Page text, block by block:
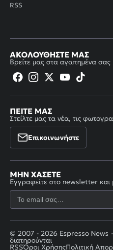
RSS
ΑΚΟΛΟΥΘΉΣΤΕ ΜΑΣ
Βρείτε μας στα αγαπημένα σας
ΠΕΊΤΕ ΜΑΣ
Στείλτε μας τα νέα, τις
Επικοινωνήστε
ΜΗΝ ΧΆΣΕΤΕ
Εγγραφείτε στο newsletter και
© 2007 - 2026 Espresso News
διατηρούνται
RSSΌροι ΧρήσηςΠολιτική